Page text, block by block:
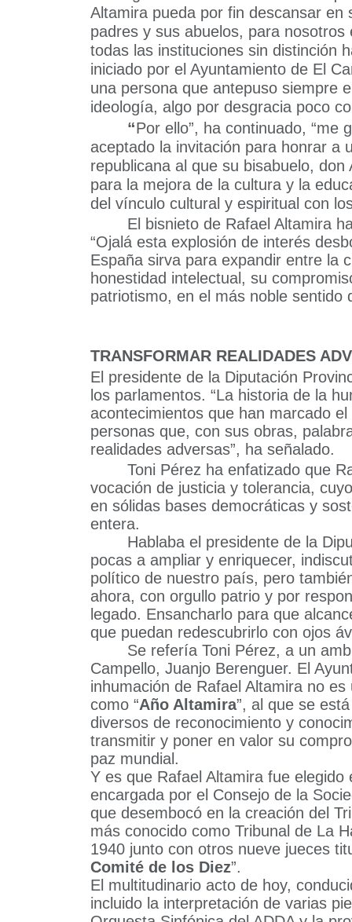
Altamira pueda por fin descansar
padres y sus abuelos, para
todas las instituciones sin distinción
iniciado por el Ayuntamiento de El
una persona que antepuso siempre
ideología, algo por desgracia poco
“Por ello”, ha continuado, “me
aceptado la invitación para honrar a
republicana al que su bisabuelo,
para la mejora de la cultura y la
del vínculo cultural y espiritual con
El bisnieto de Rafael Altamira
“Ojalá esta explosión de interés
España sirva para expandir entre la
honestidad intelectual, su
patriotismo, en el más noble sentido
TRANSFORMAR REALIDADES
El presidente de la Diputación
los parlamentos. “La historia de la
acontecimientos que han marcado
personas que, con sus obras,
realidades adversas”, ha señalado.
Toni Pérez ha enfatizado que
vocación de justicia y tolerancia,
en sólidas bases democráticas y
entera.
Hablaba el presidente de la
pocas a ampliar y enriquecer,
político de nuestro país, pero
ahora, con orgullo patrio y por
legado. Ensancharlo para que
que puedan redescubrirlo con ojos
Se refería Toni Pérez, a un
Campello, Juanjo Berenguer. El
inhumación de Rafael Altamira no
como “Año Altamira”, al que se
diversos de reconocimiento y
transmitir y poner en valor su
paz mundial.
Y es que Rafael Altamira fue
encargada por el Consejo de la
que desembocó en la creación del
más conocido como Tribunal de La
1940 junto con otros nueve jueces
Comité de los Diez”.
El multitudinario acto de hoy,
incluido la interpretación de varias